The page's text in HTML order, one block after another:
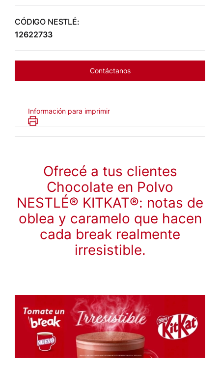
CÓDIGO NESTLÉ:
12622733
Contáctanos
Información para imprimir
Ofrecé a tus clientes
Chocolate en Polvo
NESTLÉ® KITKAT®: notas de
oblea y caramelo que hacen
cada break realmente
irresistible.